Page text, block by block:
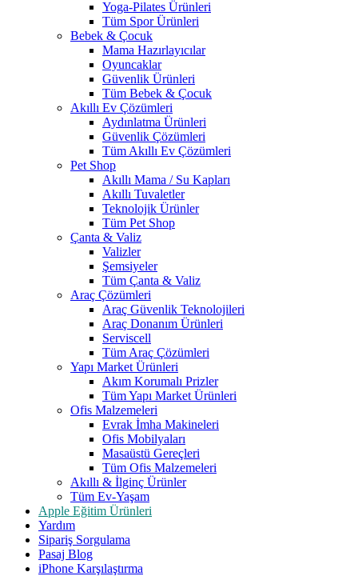
Yoga-Pilates Ürünleri
Tüm Spor Ürünleri
Bebek & Çocuk
Mama Hazırlayıcılar
Oyuncaklar
Güvenlik Ürünleri
Tüm Bebek & Çocuk
Akıllı Ev Çözümleri
Aydınlatma Ürünleri
Güvenlik Çözümleri
Tüm Akıllı Ev Çözümleri
Pet Shop
Akıllı Mama / Su Kapları
Akıllı Tuvaletler
Teknolojik Ürünler
Tüm Pet Shop
Çanta & Valiz
Valizler
Şemsiyeler
Tüm Çanta & Valiz
Araç Çözümleri
Araç Güvenlik Teknolojileri
Araç Donanım Ürünleri
Serviscell
Tüm Araç Çözümleri
Yapı Market Ürünleri
Akım Korumalı Prizler
Tüm Yapı Market Ürünleri
Ofis Malzemeleri
Evrak İmha Makineleri
Ofis Mobilyaları
Masaüstü Gereçleri
Tüm Ofis Malzemeleri
Akıllı & İlginç Ürünler
Tüm Ev-Yaşam
Apple Eğitim Ürünleri
Yardım
Sipariş Sorgulama
Pasaj Blog
iPhone Karşılaştırma